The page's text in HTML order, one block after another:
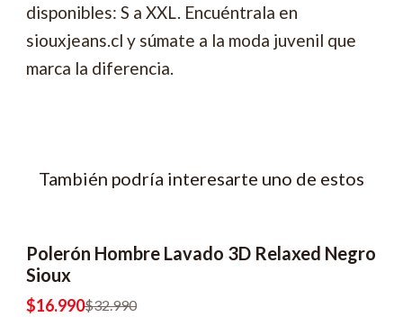
disponibles: S a XXL. Encuéntrala en
siouxjeans.cl y súmate a la moda juvenil que
marca la diferencia.
También podría interesarte uno de estos
-48% OFF
Polerón Hombre Lavado 3D Relaxed Negro
Sioux
$16.990$32.990